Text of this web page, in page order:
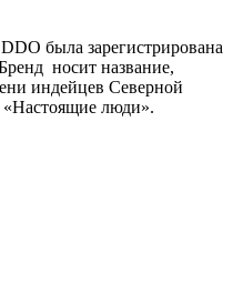
была зарегистрирована
носит название,
индейцев Северной
«Настоящие люди».